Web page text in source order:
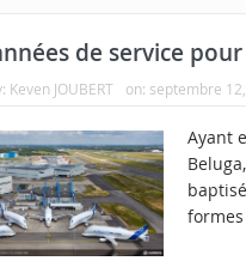
de service
Keven JOUBERT on: septembre
Ayant